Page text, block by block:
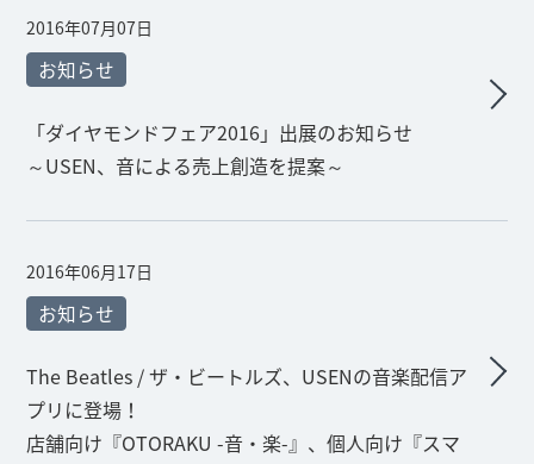
2016年07月07日
お知らせ
「ダイヤモンドフェア2016」出展のお知らせ
～USEN、音による売上創造を提案～
2016年06月17日
お知らせ
The Beatles / ザ・ビートルズ、USENの音楽配信ア
プリに登場！
店舗向け『OTORAKU -音・楽-』、個人向け『スマ